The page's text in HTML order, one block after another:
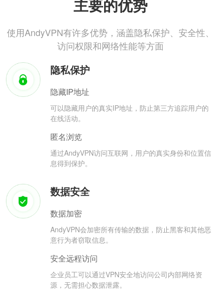
主要的优势
使用AndyVPN有许多优势，涵盖隐私保护、安全性、
访问权限和网络性能等方面
隐私保护
隐藏IP地址
可以隐藏用户的真实IP地址，防止第三方追踪用户的
在线活动。
匿名浏览
通过AndyVPN访问互联网，用户的真实身份和位置信
息得到保护。
数据安全
数据加密
AndyVPN会加密所有传输的数据，防止黑客和其他恶
意行为者窃取信息。
安全远程访问
企业员工可以通过VPN安全地访问公司内部网络资
源，无需担心数据泄露。